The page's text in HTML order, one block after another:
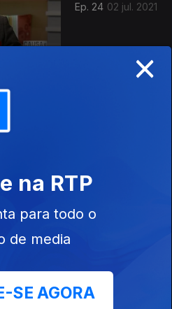
Ep. 24 02 jul. 2021
×
na RTP
para todo o
de media
SE AGORA